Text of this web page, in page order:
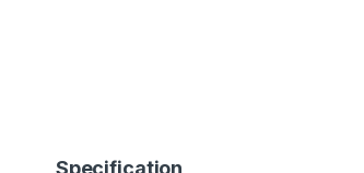
Specification